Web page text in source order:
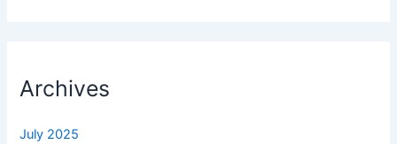
Archives
July 2025